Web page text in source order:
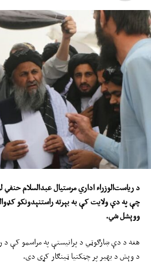
د ریاست‌الوزراء اداري مرستیال عبدالسلام حنفي
چې په دېولایت کې به بېرته راستنېدونکو
ووېشل شي.
هغه د دې ښارګوټي د پرانیستې په مراسمو کې د
د وېش د بهیر پر چټکتیا ټینګار کړی دی.